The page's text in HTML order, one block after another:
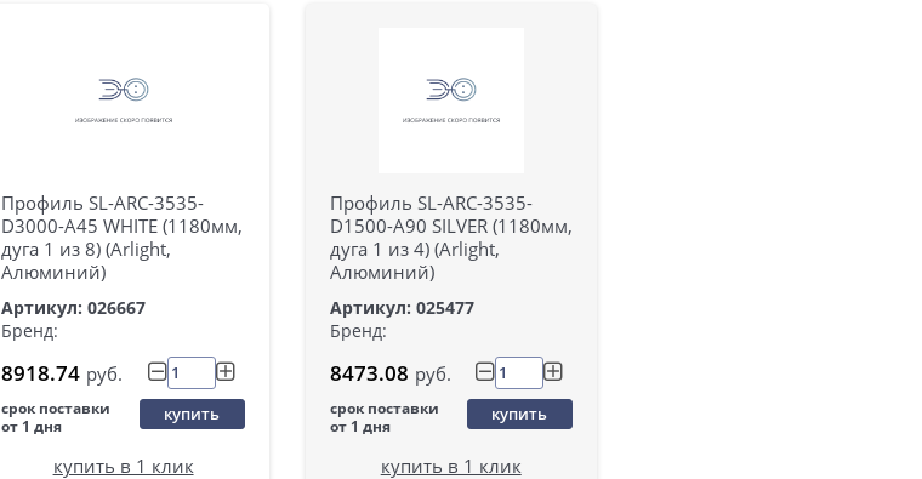
Профиль SL-ARC-3535-
D3000-A45 WHITE (1180мм,
дуга 1 из 8) (Arlight,
Алюминий)
Артикул: 026667
Бренд:
8918.74 руб.
срок поставки
от 1 дня
купить
купить в 1 клик
Профиль SL-ARC-3535-
D1500-A90 SILVER (1180мм,
дуга 1 из 4) (Arlight,
Алюминий)
Артикул: 025477
Бренд:
8473.08 руб.
срок поставки
от 1 дня
купить
купить в 1 клик